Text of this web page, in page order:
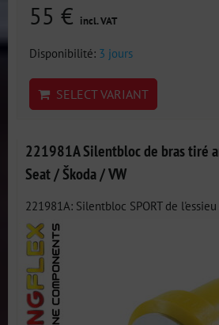
55 € incl. VAT
Disponibilité: 3 jours
SELECT VARIANT
221981A Silentbloc de bras tiré
Seat / Škoda / VW
221981A: Silentbloc SPORT de